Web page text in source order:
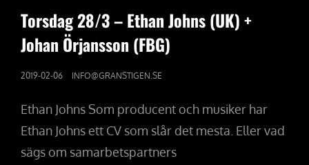
LINKS
Torsdag 28/3 – Ethan Johns (UK) +
Johan Örjansson (FBG)
PUBLICERAT
2019-02-06 INFO@GRANSTIGEN.SE
Ethan Johns Som producent och musiker har
Ethan Johns ett CV som slår det mesta. Eller vad
sägs om samarbetspartners